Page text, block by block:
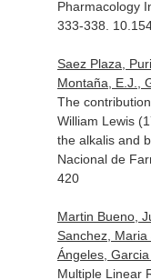
Pharmacology
333-338.
Saez Plaza,
Montaña, E.J.,
The
William Lewis
the alkalis and
Nacional de
420
Martin Bueno,
Sanchez,
Ángeles,
Multiple Linear